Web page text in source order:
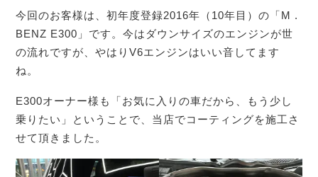
今回のお客様は、初年度登録2016年（10年目）の「M .
BENZ E300」です。今はダウンサイズのエンジンが世
の流れですが、やはりV6エンジンはいい音してます
ね。
E300オーナー様も「お気に入りの車だから、もう少し
乗りたい」ということで、当店でコーティングを施工さ
せて頂きました。